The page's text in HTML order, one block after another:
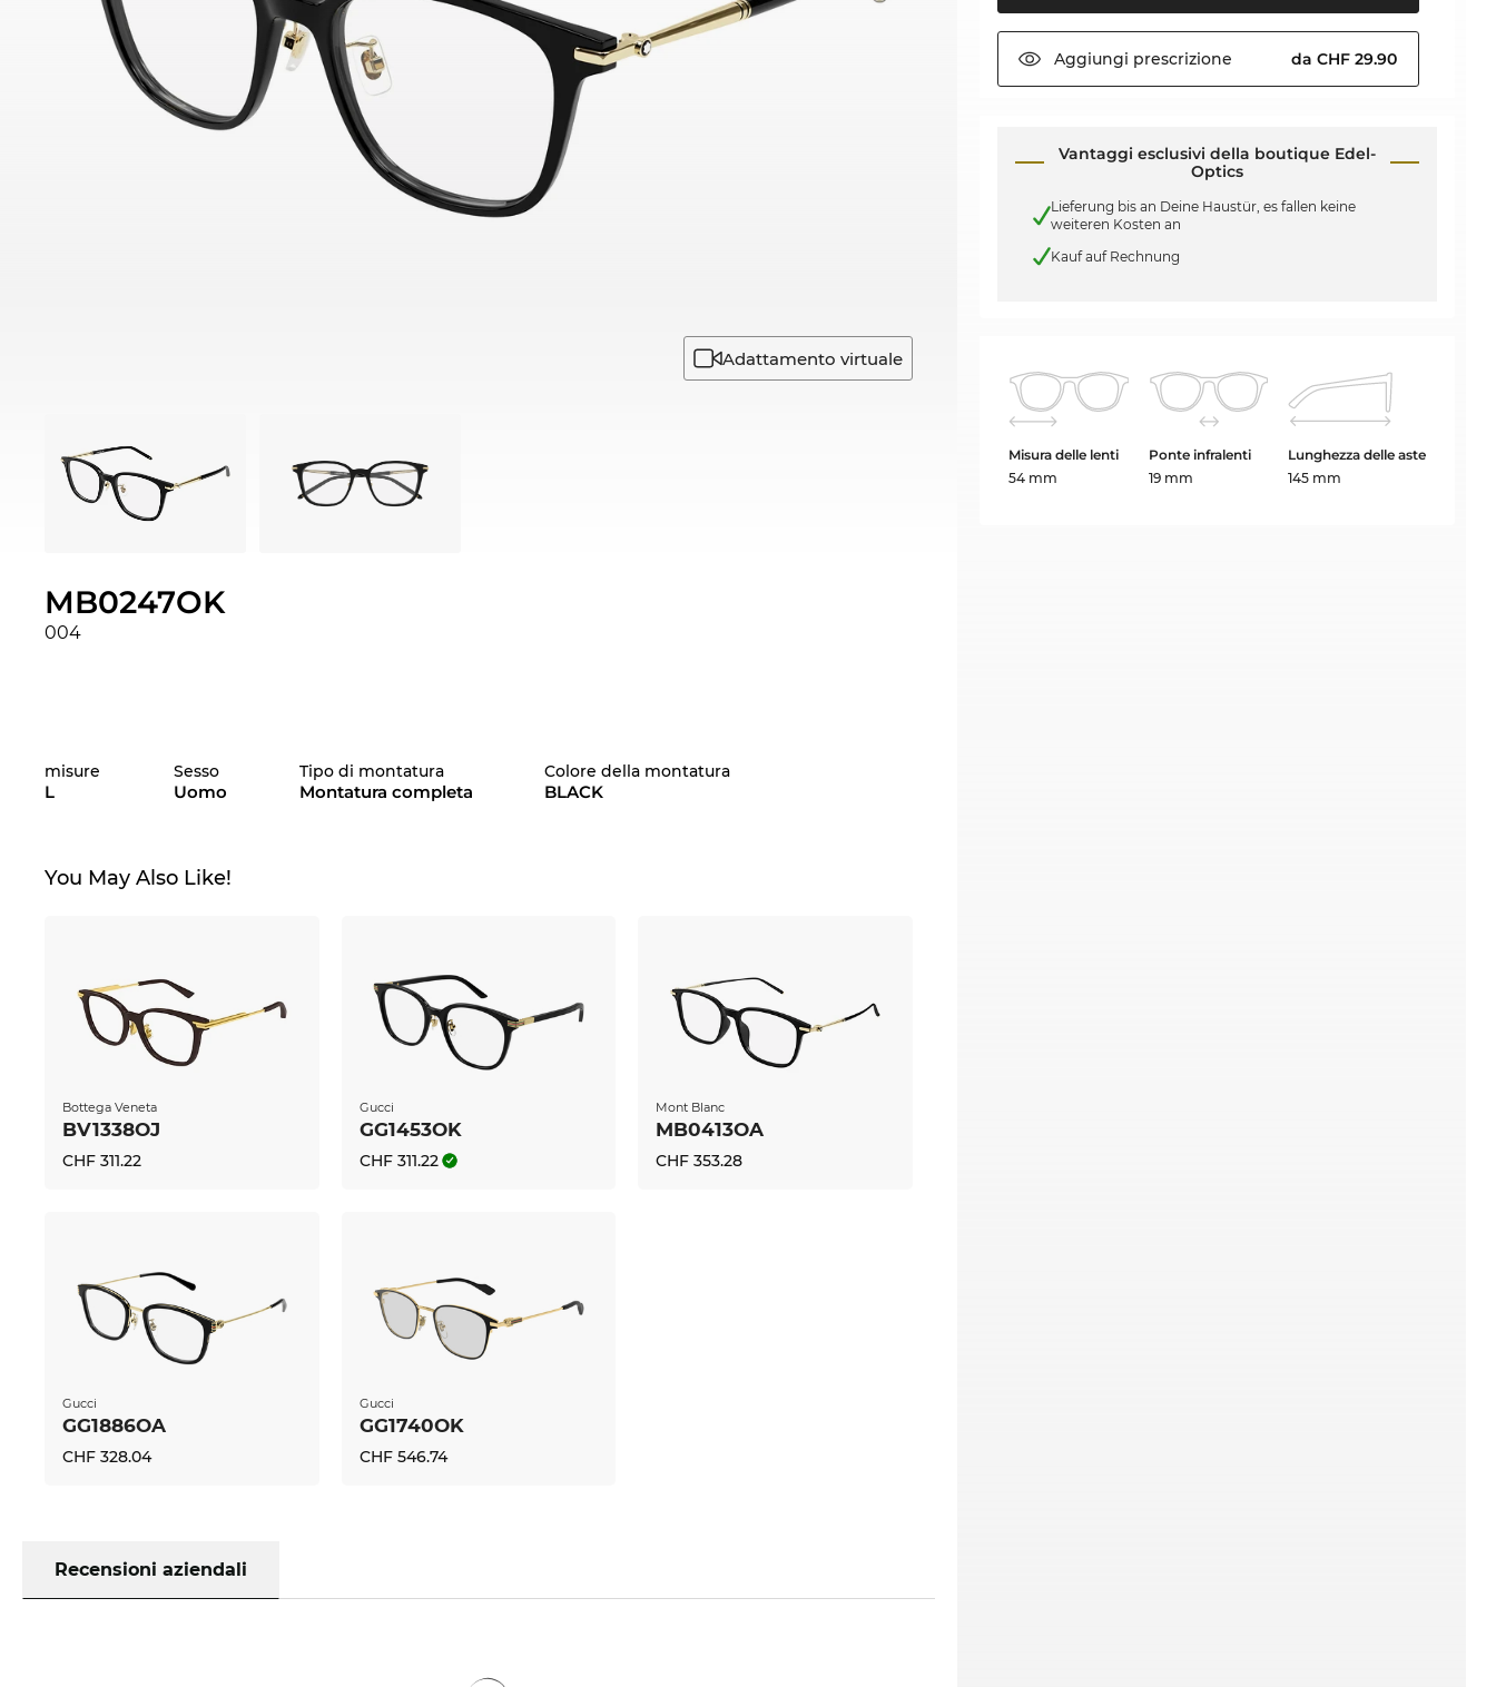
Adattamento virtuale
MB0247OK
004
misure
L
Sesso
Uomo
Tipo di montatura
Montatura completa
Colore della montatura
BLACK
You May Also Like!
Bottega Veneta
BV1338OJ
CHF 311.22
Gucci
GG1453OK
CHF 311.22
Mont Blanc
MB0413OA
CHF 353.28
Gucci
GG1886OA
CHF 328.04
Gucci
GG1740OK
CHF 546.74
Recensioni aziendali
Aggiungi prescrizione da CHF 29.90
Vantaggi esclusivi della boutique Edel-
Optics
Lieferung bis an Deine Haustür, es fallen keine
weiteren Kosten an
Kauf auf Rechnung
Misura delle lenti
54 mm
Ponte infralenti
19 mm
Lunghezza delle aste
145 mm